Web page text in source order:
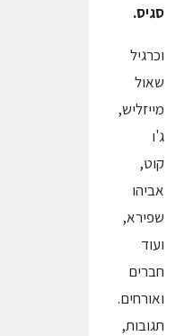
סגיס.
וכרגיל
שאול
מייזליש,
ג'ו
קוט,
אביהו
שפירא,
ועוד
חברים
ואורחים.
תגובות,